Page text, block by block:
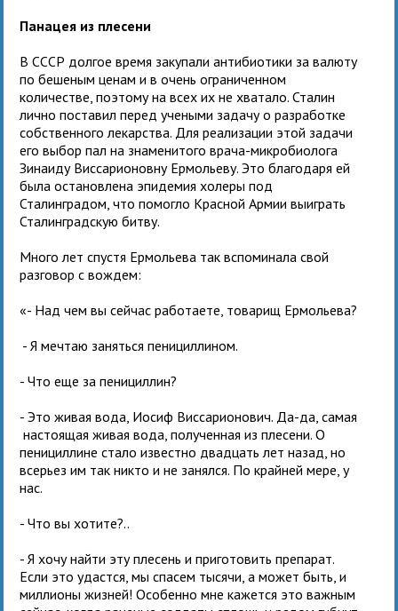
Панацея из плесени
В СССР долгое время закупали антибиотики за валюту
по бешеным ценам и в очень ограниченном
количестве, поэтому на всех их не хватало. Сталин
лично поставил перед учеными задачу о разработке
собственного лекарства. Для реализации этой задачи
его выбор пал на знаменитого врача-микробиолога
Зинаиду Виссарионовну Ермольеву. Это благодаря ей
была остановлена эпидемия холеры под
Сталинградом, что помогло Красной Армии выиграть
Сталинградскую битву.
Много лет спустя Ермольева так вспоминала свой
разговор с вождем:
«- Над чем вы сейчас работаете, товарищ Ермольева?
- Я мечтаю заняться пенициллином.
- Что еще за пенициллин?
- Это живая вода, Иосиф Виссарионович. Да-да, самая
настоящая живая вода, полученная из плесени. О
пенициллине стало известно двадцать лет назад, но
всерьез им так никто и не занялся. По крайней мере, у
нас.
- Что вы хотите?..
- Я хочу найти эту плесень и приготовить препарат.
Если это удастся, мы спасем тысячи, а может быть, и
миллионы жизней! Особенно мне кажется это важным